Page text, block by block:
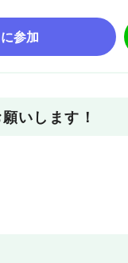
参加
いします！